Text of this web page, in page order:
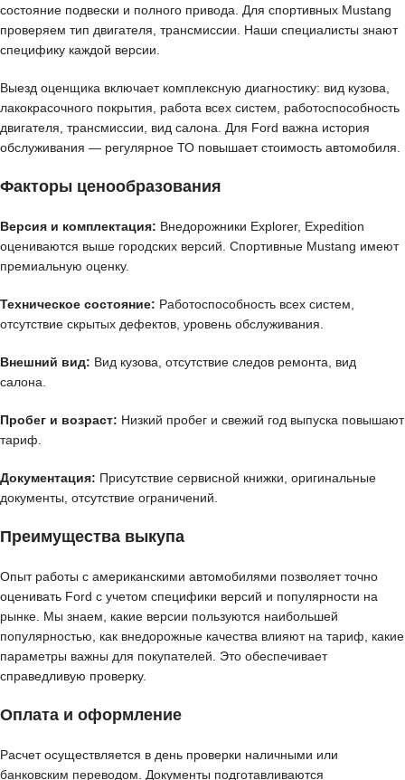
состояние подвески и полного привода. Для спортивных Mustang
проверяем тип двигателя, трансмиссии. Наши специалисты знают
специфику каждой версии.
Выезд оценщика включает комплексную диагностику: вид кузова,
лакокрасочного покрытия, работа всех систем, работоспособность
двигателя, трансмиссии, вид салона. Для Ford важна история
обслуживания — регулярное ТО повышает стоимость автомобиля.
Факторы ценообразования
Версия и комплектация: Внедорожники Explorer, Expedition
оцениваются выше городских версий. Спортивные Mustang имеют
премиальную оценку.
Техническое состояние: Работоспособность всех систем,
отсутствие скрытых дефектов, уровень обслуживания.
Внешний вид: Вид кузова, отсутствие следов ремонта, вид
салона.
Пробег и возраст: Низкий пробег и свежий год выпуска повышают
тариф.
Документация: Присутствие сервисной книжки, оригинальные
документы, отсутствие ограничений.
Преимущества выкупа
Опыт работы с американскими автомобилями позволяет точно
оценивать Ford с учетом специфики версий и популярности на
рынке. Мы знаем, какие версии пользуются наибольшей
популярностью, как внедорожные качества влияют на тариф, какие
параметры важны для покупателей. Это обеспечивает
справедливую проверку.
Оплата и оформление
Расчет осуществляется в день проверки наличными или
банковским переводом. Документы подготавливаются